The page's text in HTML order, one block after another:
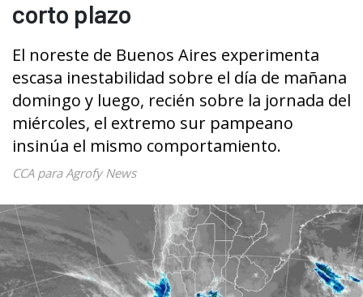
corto plazo
El noreste de Buenos Aires experimenta
escasa inestabilidad sobre el día de mañana
domingo y luego, recién sobre la jornada del
miércoles, el extremo sur pampeano
insinúa el mismo comportamiento.
CCA para Agrofy News